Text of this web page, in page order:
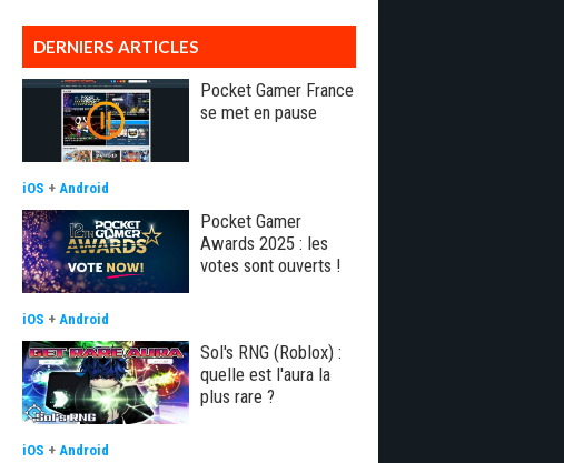
DERNIERS ARTICLES
Pocket Gamer France
se met en pause
iOS + Android
Pocket Gamer
Awards 2025 : les
votes sont ouverts !
iOS + Android
Sol's RNG (Roblox) :
quelle est l'aura la
plus rare ?
iOS + Android